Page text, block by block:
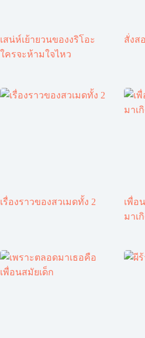
เสน่ห์เย้ายวนของงริโอะ
ใครจะห้ามใจไหว
สั่งส
เรื่องราวของสวเมดทั้ง 2
เพื่อ
มาเ